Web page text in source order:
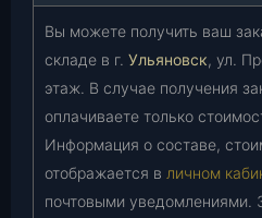
Вы можете получить ваш
складе в г. Ульяновск, ул.
этаж. В случае получения
оплачиваете только
Информация о составе,
отображается в личном
почтовыми уведомлениями.